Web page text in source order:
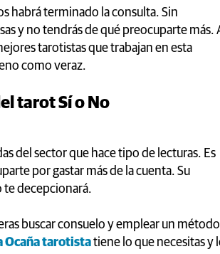
habrá terminado la consulta. Sin
y no tendrás de qué preocuparte más.
tarotistas que trabajan en esta
como veraz.
tarot Sí o No
del sector que hace tipo de lecturas. Es
por gastar más de la cuenta. Su
te decepcionará.
buscar consuelo y emplear un método
Ocaña tarotistatiene lo que necesitas y